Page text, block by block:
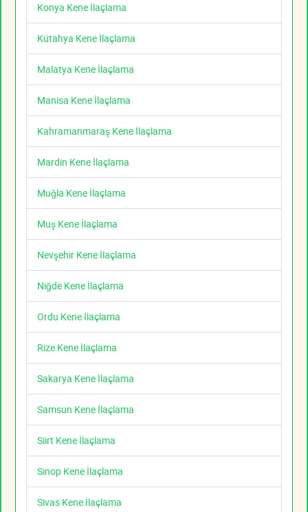
Konya Kene İlaçlama
Kütahya Kene İlaçlama
Malatya Kene İlaçlama
Manisa Kene İlaçlama
Kahramanmaraş Kene İlaçlama
Mardin Kene İlaçlama
Muğla Kene İlaçlama
Muş Kene İlaçlama
Nevşehir Kene İlaçlama
Niğde Kene İlaçlama
Ordu Kene İlaçlama
Rize Kene İlaçlama
Sakarya Kene İlaçlama
Samsun Kene İlaçlama
Siirt Kene İlaçlama
Sinop Kene İlaçlama
Sivas Kene İlaçlama